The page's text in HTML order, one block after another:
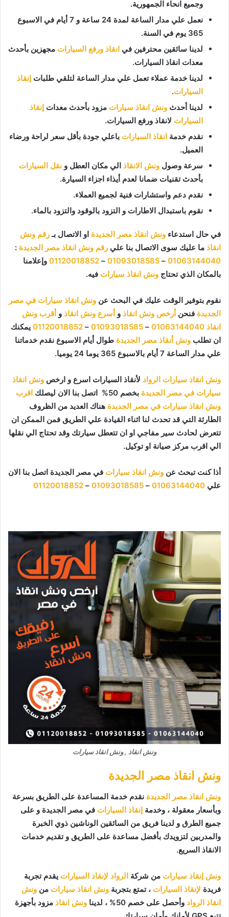
وجميع انحاء الجمهورية.
نعمل علي مدار الساعة لمدة 24 ساعة و 7 أيام في الاسبوع
365 يوم في السنة.
لدينا سائقين محترفين في انقاذ ورفع السيارات مجهزين بأحدث
معدات انقاذ السيارات.
لدينا خدمة عملاء تعمل علي مدار الساعة لتلقي طلبات إنقاذ
السيارات.
لدينا أحدث ونش انقاذ سيارات مزود بأحدث معدات إنقاذ
السيارات لانقاذ ورفع السيارات.
نقدم خدمة انقاذ السيارات باعلي جودة بأقل سعر لراحة ورضاء
العميل.
سرعة وصول ونش الانقاذ الي مكان العطل و نقل السيارات
بأحدث تقنيات ضمانا لعدم أيذاء اجزاء السيارة.
نقدم دعم واستشارات فنية لجميع العملاء.
نقوم باستبدال الاطارات و التزود بالوقود والتزود بالماء.
في حال استدعاء ونش انقاذ مصر الجديدة او الاتصال بـرقم ونش
انقاذ ما عليك سوى الاتصال بنا علي رقم ونش انقاذ مصر الجديدة :
01063144040
–
01093018585
–
01120018852 وإعلامنا
بالمكان الذي تحتاج ونش انقاذ سيارات فيه.
نقوم بتوفير الوقت عليك في البحث عن ونش انقاذ سيارات في مصر
الجديدة فنحن أرخص ونش انقاذ و أسرع ونش انقاذ و أقرب ونش
انقاذ 01063144040
–
01093018585
–
01120018852 يمكنك
ان تطلب ونش أنقاذ مصر الجديدة طوال أيام الاسبوع نقدم خدماتنا
علي مدار الساعة 7 أيام بالاسبوع 365 يوما 24 يوميا.
ونش انقاذ سيارات الرواد لأنقاذ السيارات اسرع و ارخص ونش انقاذ
سيارات في مصر الجديدة بخصم 50% اتصل بنا الان ليصلك
اقرب
ونش انقاذ سيارات في مصر الجديدة هناك العديد من الظروف
الطارئة التي قد تحدث لنا اثناء القيادة علي الطريق فمن الممكن ان
تتعرض لحادث سير مفاجي او ان تتعطل سيارتك وقد تحتاج الي نقلها
الي اقرب مركز صيانة او توكيل.
أذا كنت تبحث عن ونش انقاذ سيارات في مصر الجديدة اتصل بنا الان
علي 01063144040
–
01093018585
–
01120018852
ونش انقاذ , ونش انقاذ سيارات
ونش انقاذ مصر الجديدة
ونش انقاذ مصر الجديدة نقدم خدمة المساعدة على الطريق بسرعة
وبأسعار معقولة ، وخدمة إنقاذ السيارات في مصر الجديدة و على
جميع الطرق و لدينا فريق من السائقين الوناشين ذوي الخبرة
والمدربين لتزويدك بأفضل مساعدة على الطريق و تقديم خدمات
الانقاذ السريع.
ونش إنقاذ سيارات من شركة الرواد لإنقاذ السيارات يقدم تجربة
فريدة لإنقاذ السيارات ، تمتع بتجربة ونش انقاذ سيارات من ونش
انقاذ الرواد وأحصل على خصم 50% ، لدينا ونش انقاذ مزود بأجهزة